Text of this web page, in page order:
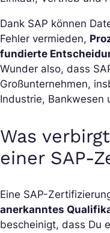
Dank SAP können
Fehler vermieden,
fundierte
Wunder also, dass
Großunternehmen,
Industrie, Bankwesen
Was
einer SAP-
Eine SAP-
anerkanntes
bescheinigt, dass Du